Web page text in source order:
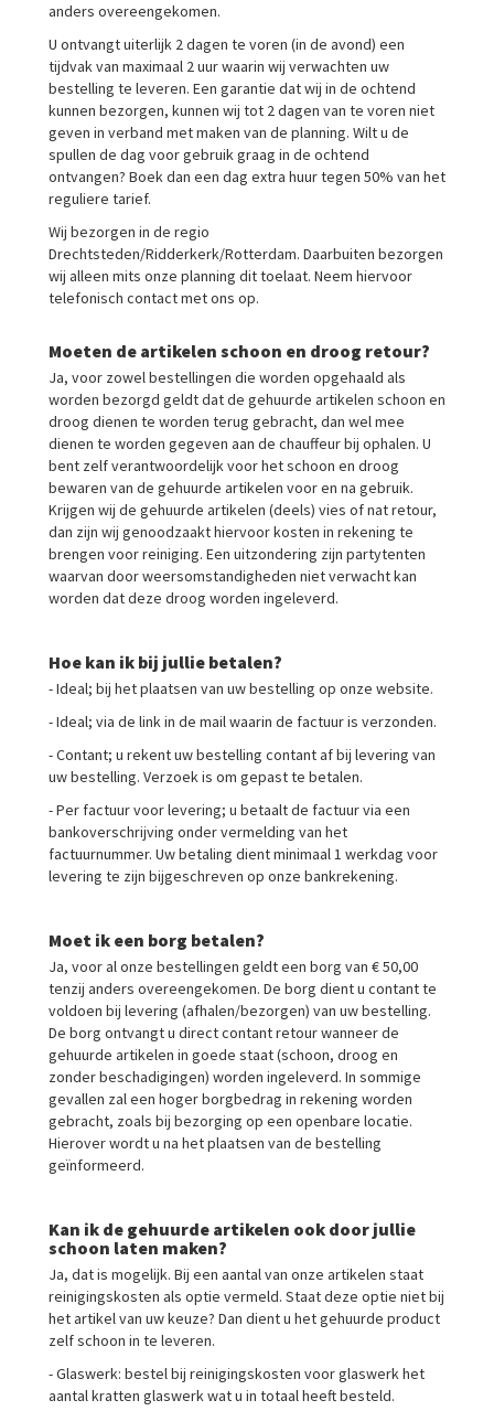
anders overeengekomen.
U ontvangt uiterlijk 2 dagen te voren (in de avond) een
tijdvak van maximaal 2 uur waarin wij verwachten uw
bestelling te leveren. Een garantie dat wij in de ochtend
kunnen bezorgen, kunnen wij tot 2 dagen van te voren niet
geven in verband met maken van de planning. Wilt u de
spullen de dag voor gebruik graag in de ochtend
ontvangen? Boek dan een dag extra huur tegen 50% van het
reguliere tarief.
Wij bezorgen in de regio
Drechtsteden/Ridderkerk/Rotterdam. Daarbuiten bezorgen
wij alleen mits onze planning dit toelaat. Neem hiervoor
telefonisch contact met ons op.
Moeten de artikelen schoon en droog retour?
Ja, voor zowel bestellingen die worden opgehaald als
worden bezorgd geldt dat de gehuurde artikelen schoon en
droog dienen te worden terug gebracht, dan wel mee
dienen te worden gegeven aan de chauffeur bij ophalen. U
bent zelf verantwoordelijk voor het schoon en droog
bewaren van de gehuurde artikelen voor en na gebruik.
Krijgen wij de gehuurde artikelen (deels) vies of nat retour,
dan zijn wij genoodzaakt hiervoor kosten in rekening te
brengen voor reiniging. Een uitzondering zijn partytenten
waarvan door weersomstandigheden niet verwacht kan
worden dat deze droog worden ingeleverd.
Hoe kan ik bij jullie betalen?
- Ideal; bij het plaatsen van uw bestelling op onze website.
- Ideal; via de link in de mail waarin de factuur is verzonden.
- Contant; u rekent uw bestelling contant af bij levering van
uw bestelling. Verzoek is om gepast te betalen.
- Per factuur voor levering; u betaalt de factuur via een
bankoverschrijving onder vermelding van het
factuurnummer. Uw betaling dient minimaal 1 werkdag voor
levering te zijn bijgeschreven op onze bankrekening.
Moet ik een borg betalen?
Ja, voor al onze bestellingen geldt een borg van € 50,00
tenzij anders overeengekomen. De borg dient u contant te
voldoen bij levering (afhalen/bezorgen) van uw bestelling.
De borg ontvangt u direct contant retour wanneer de
gehuurde artikelen in goede staat (schoon, droog en
zonder beschadigingen) worden ingeleverd. In sommige
gevallen zal een hoger borgbedrag in rekening worden
gebracht, zoals bij bezorging op een openbare locatie.
Hierover wordt u na het plaatsen van de bestelling
geïnformeerd.
Kan ik de gehuurde artikelen ook door jullie
schoon laten maken?
Ja, dat is mogelijk. Bij een aantal van onze artikelen staat
reinigingskosten als optie vermeld. Staat deze optie niet bij
het artikel van uw keuze? Dan dient u het gehuurde product
zelf schoon in te leveren.
- Glaswerk: bestel bij reinigingskosten voor glaswerk het
aantal kratten glaswerk wat u in totaal heeft besteld.